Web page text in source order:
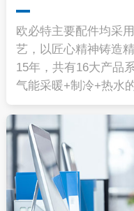
欧必特主要配件均采
艺，以匠心精神铸造
15年，共有16大产品
气能采暖+制冷+热水